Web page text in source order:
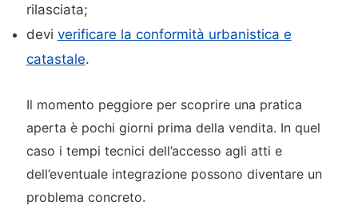
rilasciata;
devi verificare la conformità urbanistica e
catastale.
Il momento peggiore per scoprire una pratica
aperta è pochi giorni prima della vendita. In quel
caso i tempi tecnici dell’accesso agli atti e
dell’eventuale integrazione possono diventare un
problema concreto.